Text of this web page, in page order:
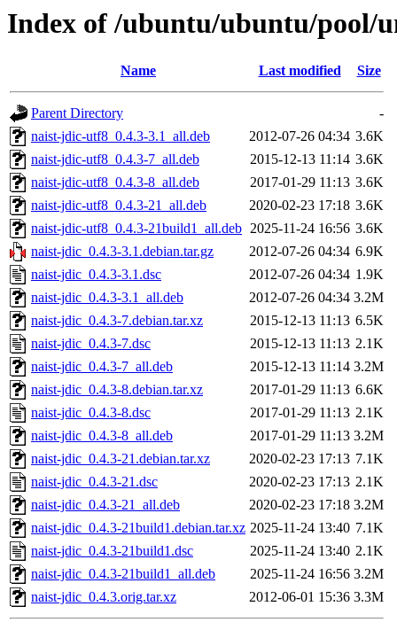
Index of /ubuntu/ubuntu/pool/
Name Last modified Size
Parent Directory
-
naist-jdic-utf8_0.4.3-3.1_all.deb
2012-07-26 04:34 3.6K
naist-jdic-utf8_0.4.3-7_all.deb
2015-12-13 11:14 3.6K
naist-jdic-utf8_0.4.3-8_all.deb
2017-01-29 11:13 3.6K
naist-jdic-utf8_0.4.3-21_all.deb
2020-02-23 17:18 3.6K
naist-jdic-utf8_0.4.3-21build1_all.deb 2025-11-24 16:56 3.6K
naist-jdic_0.4.3-3.1.debian.tar.gz
2012-07-26 04:34 6.9K
naist-jdic_0.4.3-3.1.dsc
2012-07-26 04:34 1.9K
naist-jdic_0.4.3-3.1_all.deb
2012-07-26 04:34 3.2M
naist-jdic_0.4.3-7.debian.tar.xz
2015-12-13 11:13 6.5K
naist-jdic_0.4.3-7.dsc
2015-12-13 11:13 2.1K
naist-jdic_0.4.3-7_all.deb
2015-12-13 11:14 3.2M
naist-jdic_0.4.3-8.debian.tar.xz
2017-01-29 11:13 6.6K
naist-jdic_0.4.3-8.dsc
2017-01-29 11:13 2.1K
naist-jdic_0.4.3-8_all.deb
2017-01-29 11:13 3.2M
naist-jdic_0.4.3-21.debian.tar.xz
2020-02-23 17:13 7.1K
naist-jdic_0.4.3-21.dsc
2020-02-23 17:13 2.1K
naist-jdic_0.4.3-21_all.deb
2020-02-23 17:18 3.2M
naist-jdic_0.4.3-21build1.debian.tar.xz 2025-11-24 13:40 7.1K
naist-jdic_0.4.3-21build1.dsc
2025-11-24 13:40 2.1K
naist-jdic_0.4.3-21build1_all.deb
2025-11-24 16:56 3.2M
naist-jdic_0.4.3.orig.tar.xz
2012-06-01 15:36 3.3M